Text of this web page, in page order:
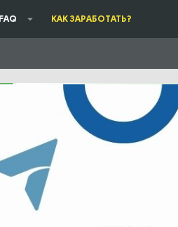
FAQ КАК ЗАРАБОТАТЬ?